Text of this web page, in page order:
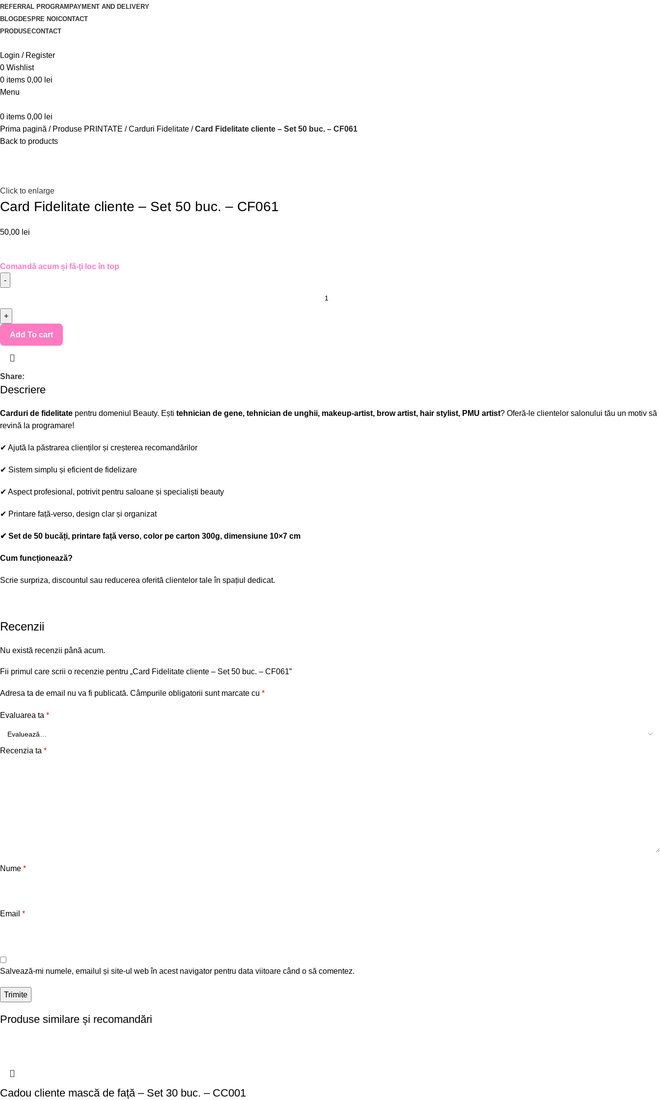
REFERRAL PROGRAM PAYMENT AND DELIVERY
BLOGDESPRE NOI CONTACT
PRODUSECONTACT
Login / Register
0 Wishlist
0 items 0,00 lei
Menu
0 items 0,00 lei
Prima pagină
Produse PRINTATE Carduri Fidelitate
Card Fidelitate cliente – Set 50 buc. – CF061
Back to products
Click to enlarge
Card Fidelitate cliente – Set 50 buc. – CF061
50,00 lei
Comandă acum și fă-ți loc în top
Add To cart
Share:
Descriere
Carduri de fidelitate pentru domeniul Beauty. Ești tehnician de gene, tehnician de unghii, makeup-artist, brow artist, hair stylist, PMU artist? Oferă-le clientelor salonului tău un motiv să
revină la programare!
✔ Ajută la păstrarea clienților și creșterea recomandărilor
✔ Sistem simplu și eficient de fidelizare
✔ Aspect profesional, potrivit pentru saloane și specialiști beauty
✔ Printare față-verso, design clar și organizat
✔ Set de 50 bucăți, printare față verso, color pe carton 300g, dimensiune 10×7 cm
Cum funcționează?
Scrie surpriza, discountul sau reducerea oferită clientelor tale în spațiul dedicat.
Recenzii
Nu există recenzii până acum.
Fii primul care scrii o recenzie pentru „Card Fidelitate cliente – Set 50 buc. – CF061”
Adresa ta de email nu va fi publicată. Câmpurile obligatorii sunt marcate cu *
Evaluarea ta *
Recenzia ta *
Nume *
Email *
Salvează-mi numele, emailul și site-ul web în acest navigator pentru data viitoare când o să comentez.
Produse similare și recomandări
Cadou cliente mască de față – Set 30 buc. – CC001